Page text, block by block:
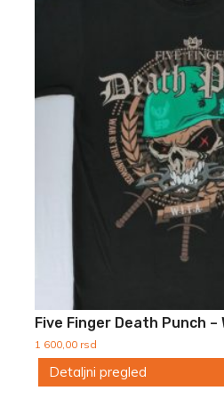
Five Finger Death Punch –
1 600,00 rsd
Detaljni pregled